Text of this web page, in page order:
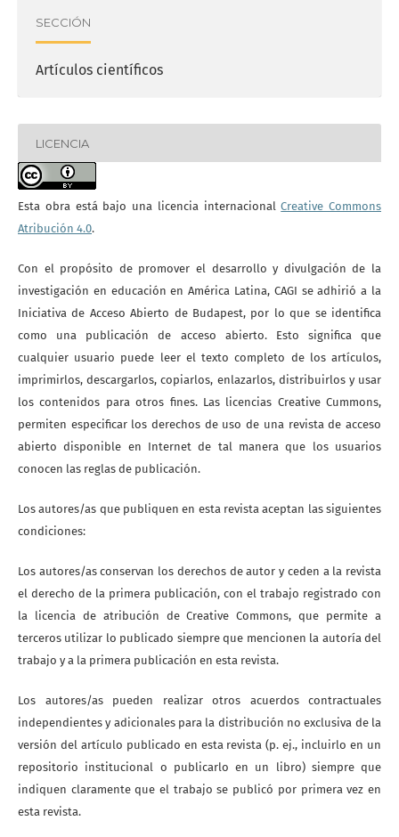
SECCIÓN
Artículos científicos
LICENCIA
Esta obra está bajo una licencia internacionalCreative Commons
Atribución 4.0.
Con el propósito de promover el desarrollo y divulgación de la
investigación en educación en América Latina, CAGI se adhirió a la
Iniciativa de Acceso Abierto de Budapest, por lo que se identifica
como una publicación de acceso abierto. Esto significa que
cualquier usuario puede leer el texto completo de los artículos,
imprimirlos, descargarlos, copiarlos, enlazarlos, distribuirlos y usar
los contenidos para otros fines. Las licencias Creative Cummons,
permiten especificar los derechos de uso de una revista de acceso
abierto disponible en Internet de tal manera que los usuarios
conocen las reglas de publicación.
Los autores/as que publiquen en esta revista aceptan las siguientes
condiciones:
Los autores/as conservan los derechos de autor y ceden a la revista
el derecho de la primera publicación, con el trabajo registrado con
la licencia de atribución de Creative Commons, que permite a
terceros utilizar lo publicado siempre que mencionen la autoría del
trabajo y a la primera publicación en esta revista.
Los autores/as pueden realizar otros acuerdos contractuales
independientes y adicionales para la distribución no exclusiva de la
versión del artículo publicado en esta revista (p. ej., incluirlo en un
repositorio institucional o publicarlo en un libro) siempre que
indiquen claramente que el trabajo se publicó por primera vez en
esta revista.